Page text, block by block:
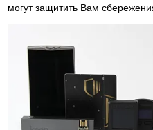
могут защитить Вам